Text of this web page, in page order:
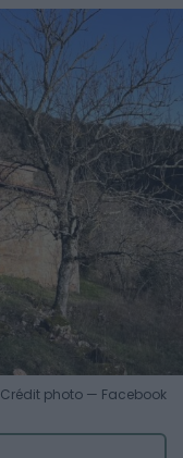
Crédit photo — Facebook